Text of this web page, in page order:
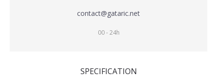
contact@gataric.net
00 - 24h
SPECIFICATION